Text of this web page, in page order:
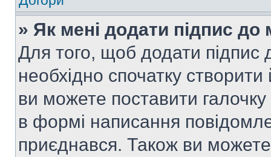
» Як мені додати підпис
Для того, щоб додати
необхідно спочатку
ви можете поставити
в формі написання
приєднався. Також ви